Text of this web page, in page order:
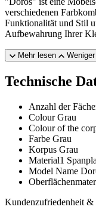
verschiedenen
Funktionalität und Stil
Aufbewahrung Ihrer
Mehr lesen
Technische
Anzahl der
Colour Grau
Colour of the
Farbe Grau
Korpus Grau
Material1
Model Name
Kundenzufriedenheit &